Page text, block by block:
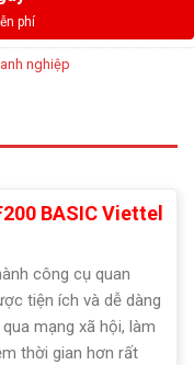
nghiệp
BASIC Viettel
công cụ quan
tiện ích và dễ dàng
mạng xã hội, làm
thời gian hơn rất